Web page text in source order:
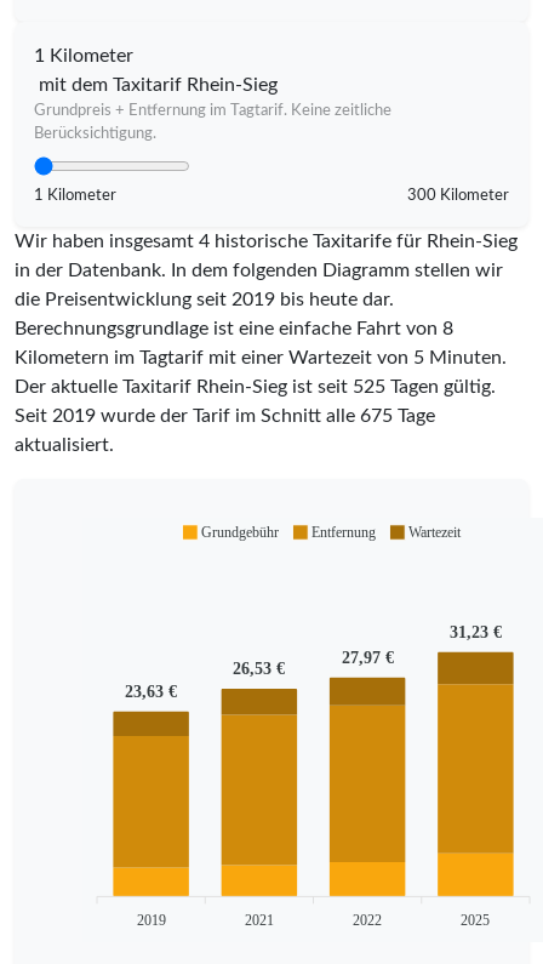
1 Kilometer
mit dem Taxitarif Rhein-Sieg
Grundpreis + Entfernung im Tagtarif. Keine zeitliche
Berücksichtigung.
1 Kilometer 300 Kilometer
Wir haben insgesamt 4 historische Taxitarife für Rhein-Sieg
in der Datenbank. In dem folgenden Diagramm stellen wir
die Preisentwicklung seit 2019 bis heute dar.
Berechnungsgrundlage ist eine einfache Fahrt von 8
Kilometern im Tagtarif mit einer Wartezeit von 5 Minuten.
Der aktuelle Taxitarif Rhein-Sieg ist seit 525 Tagen gültig.
Seit 2019 wurde der Tarif im Schnitt alle 675 Tage
aktualisiert.
23,63 €
26,53 €
27,97 €
31,23 €
2019 2021 2022 2025
Grundgebühr Entfernung Wartezeit